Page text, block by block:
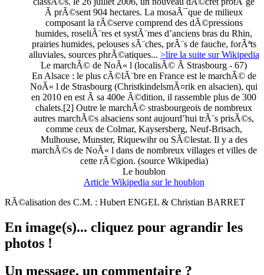
Ã prÃ©sent 904 hectares. La mosaÃ¯que de milieux
composant la rÃ©serve comprend des dÃ©pressions
humides, roseliÃ¨res et systÃ¨mes d’anciens bras du Rhin,
prairies humides, pelouses sÃ¨ches, prÃ¨s de fauche, forÃªts
alluviales, sources phrÃ©atiques... >lire la suite sur Wikipedia
Le marchÃ© de NoÃ« l (localisÃ© Ã Strasbourg - 67)
En Alsace : le plus cÃ©lÃ¨bre en France est le marchÃ© de
NoÃ« l de Strasbourg (ChristkindelsmÃ¤rik en alsacien), qui
en 2010 en est Ã sa 400e Ã©dition, il rassemble plus de 300
chalets.[2] Outre le marchÃ© strasbourgeois de nombreux
autres marchÃ©s alsaciens sont aujourd’hui trÃ¨s prisÃ©s,
comme ceux de Colmar, Kaysersberg, Neuf-Brisach,
Mulhouse, Munster, Riquewihr ou SÃ©lestat. Il y a des
marchÃ©s de NoÃ« l dans de nombreux villages et villes de
cette rÃ©gion. (source Wikipedia)
Le houblon
Article Wikipedia sur le houblon
RÃ©alisation des C.M. : Hubert ENGEL & Christian BARRET
En image(s)... cliquez pour agrandir les
photos !
Un message, un commentaire ?